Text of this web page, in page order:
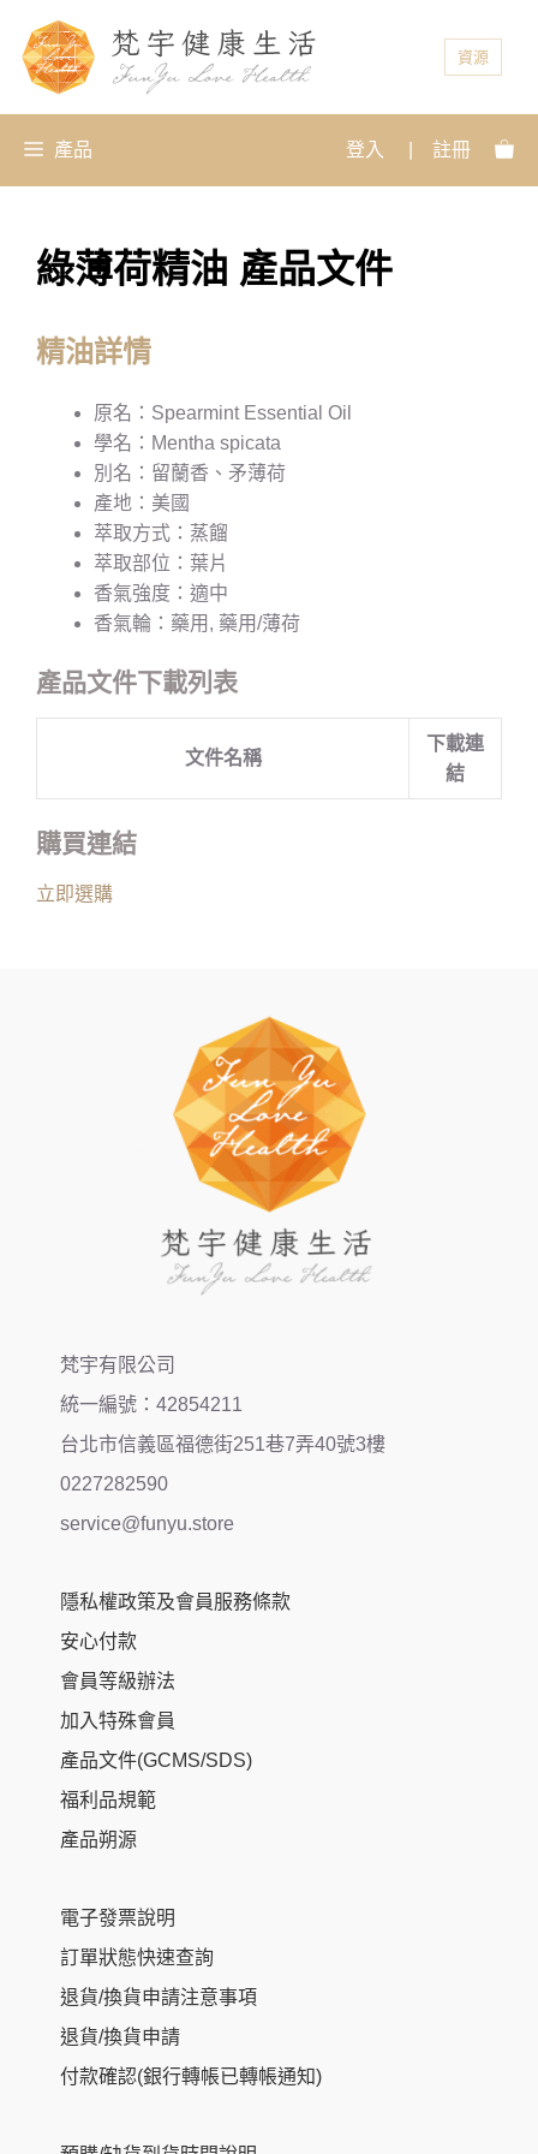
資源
產品 登入 註冊
綠薄荷精油 產品文件
精油詳情
原名：Spearmint Essential Oil
學名：Mentha spicata
別名：留蘭香、矛薄荷
產地：美國
萃取方式：蒸餾
萃取部位：葉片
香氣強度：適中
香氣輪：藥用, 藥用/薄荷
產品文件下載列表
文件名稱
下載連
結
購買連結
立即選購
梵宇有限公司
統一編號：42854211
台北市信義區福德街251巷7弄40號3樓
0227282590
service@funyu.store
隱私權政策及會員服務條款
安心付款
會員等級辦法
加入特殊會員
產品文件(GCMS/SDS)
福利品規範
產品朔源
電子發票說明
訂單狀態快速查詢
退貨/換貨申請注意事項
退貨/換貨申請
付款確認(銀行轉帳已轉帳通知)